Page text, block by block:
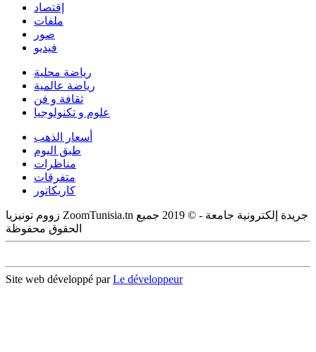
إقتصاد
ملفات
صور
فيديو
رياضة محلية
رياضة عالمية
ثقافة و فن
علوم و تكنولوجيا
أسعار الذهب
طبق اليوم
مناظرات
متفرقات
كاريكاتور
زووم تونيزيا ZoomTunisia.tn جريدة إلكترونية جامعة - © 2019 جميع
الحقوق محفوظة
Site web développé parLe développeur